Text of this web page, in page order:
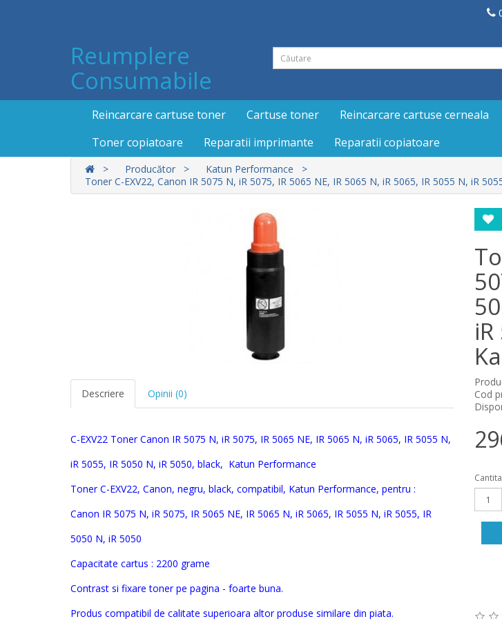
Reumplere
Consumabile
Reincarcare cartuse toner Cartuse toner Reincarcare cartuse cerneala
Toner copiatoare
Reparatii imprimante Reparatii copiatoare
Producător
Katun Performance
Toner C-EXV22, Canon IR 5075 N, iR 5075, IR 5065 NE, IR 5065 N, iR 5065, IR 5055 N, iR
Descriere Opinii (0)
C-EXV22 TonerCanon IR 5075 N, iR 5075, IR 5065 NE, IR 5065 N, iR 5065, IR 5055 N,
iR 5055, IR 5050 N, iR 5050, black, Katun Performance
TonerC-EXV22, Canon, negru, black, compatibil, Katun Performance, pentru :
Canon IR 5075 N, iR 5075, IR 5065 NE, IR 5065 N, iR 5065, IR 5055 N, iR 5055, IR
5050 N, iR 5050
Capacitate cartus : 2200 grame
Contrast si fixare toner pe pagina - foarte buna.
Produs compatibil de calitate superioara altor produse similare din piata.
Cod